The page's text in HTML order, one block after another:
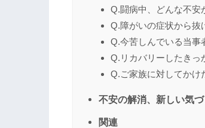
Q.闘病中、どんな不安
Q.障がいの症状から抜
Q.今苦しんでいる当事
Q.リカバリーしたきっ
Q.ご家族に対してかけ
不安の解消、新しい気
関連